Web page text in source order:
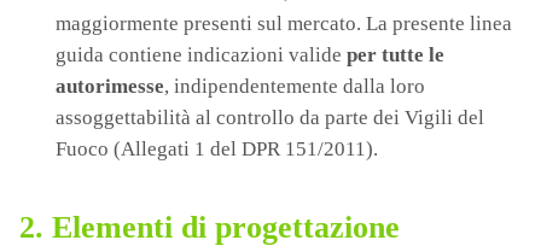
maggiormente presenti sul mercato. La presente linea
guida contiene indicazioni valide per tutte le
autorimesse, indipendentemente dalla loro
assoggettabilità al controllo da parte dei Vigili del
Fuoco (Allegati 1 del DPR 151/2011).
2. Elementi di progettazione